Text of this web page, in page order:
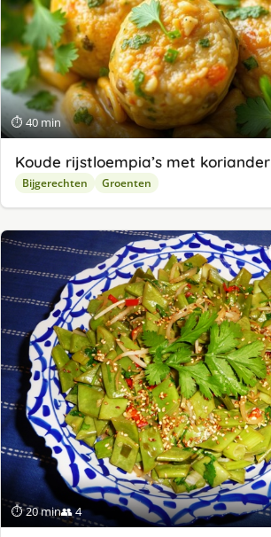
⏱ 40 min
Koude rijstloempia’s met koriander
Bijgerechten Groenten
⏱ 20 min👥 4